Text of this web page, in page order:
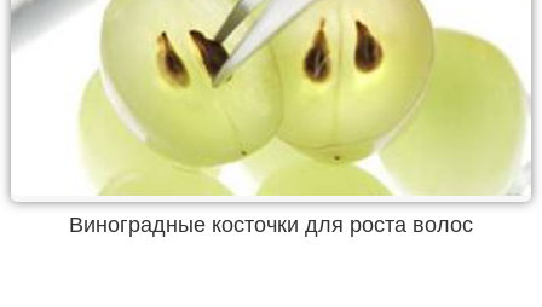
Виноградные косточки для роста волос